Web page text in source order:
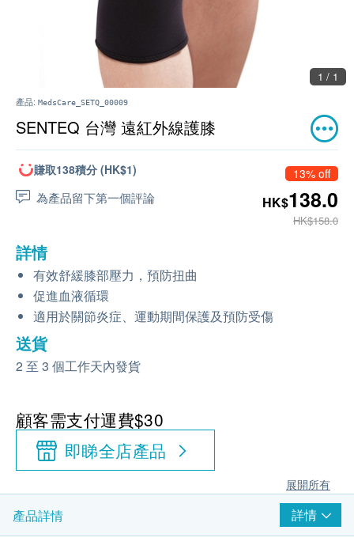
1 / 1
產品: MedsCare_SETQ_00009
SENTEQ 台灣 遠紅外線護膝
賺取138積分 (HK$1)
為產品留下第一個評論
13% off
HK$138.0
HK$158.0
詳情
有效舒緩膝部壓力，預防扭曲
促進血液循環
適用於關節炎症、運動期間保護及預防受傷
送貨
2 至 3 個工作天內發貨
顧客需支付運費$30
即睇全店產品
展開所有
產品詳情 詳情